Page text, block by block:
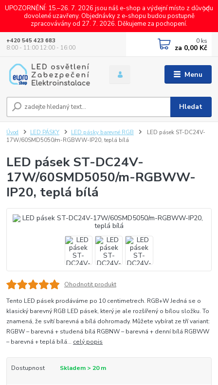
UPOZORNĚNÍ: 15.–26. 7. 2026 jsou náš e-shop a výdejní místo z důvodu
dovolené uzavřeny. Objednávky z e-shopu budou postupně
zpracovávány od 27. 7. 2026. Děkujeme za pochopení.
Menu
Hledat
+420 545 423 683
8:00 - 11:00 12:00 - 16:00
0 ks
za 0,00 Kč
Úvod LED PÁSKY LED pásky barevné RGB
LED pásek ST-DC24V-
17W/60SMD5050/m-RGBWW-IP20, teplá bílá
LED pásek ST-DC24V-
17W/60SMD5050/m-RGBWW-
IP20, teplá bílá
Ohodnotit produkt
Tento LED pásek prodáváme po 10 centimetrech. RGB+W Jedná se o
klasický barevný RGB LED pásek, který je ale rozšířený o bílou složku. To
znamená, že svítí barevná a bílá dohromady. Můžete vybírat ze tří variant:
RGBW – barevná + studená bílá RGBNW – barevná + denní bílá RGBWW
– barevná + teplá bílá... celý popis
Dostupnost Skladem > 20 m